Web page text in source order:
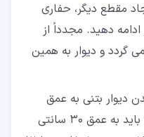
مقطع دیگر، حفاری
دهید. مجدداً از
گردد و دیوار به همین
دیوار بتنی به عمق
طراحی، تکرار کنید. خاک کف باید به عمق 30 سانتی